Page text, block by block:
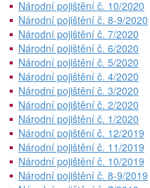
Národní pojištění č. 10/2020
Národní pojištění č. 8-9/2020
Národní pojištění č. 7/2020
Národní pojištění č. 6/2020
Národní pojištění č. 5/2020
Národní pojištění č. 4/2020
Národní pojištění č. 3/2020
Národní pojištění č. 2/2020
Národní pojištění č. 1/2020
Národní pojištění č. 12/2019
Národní pojištění č. 11/2019
Národní pojištění č. 10/2019
Národní pojištění č. 8-9/2019